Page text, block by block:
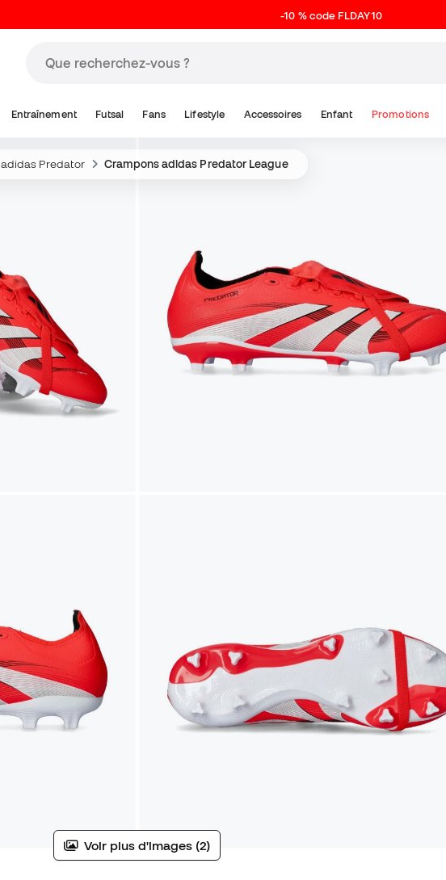
-10 % code FLDAY10
Entraînement Futsal Fans Lifestyle Accessoires Enfant Promotions
adidas Predator Crampons adidas Predator League
Voir plus d'images (2)